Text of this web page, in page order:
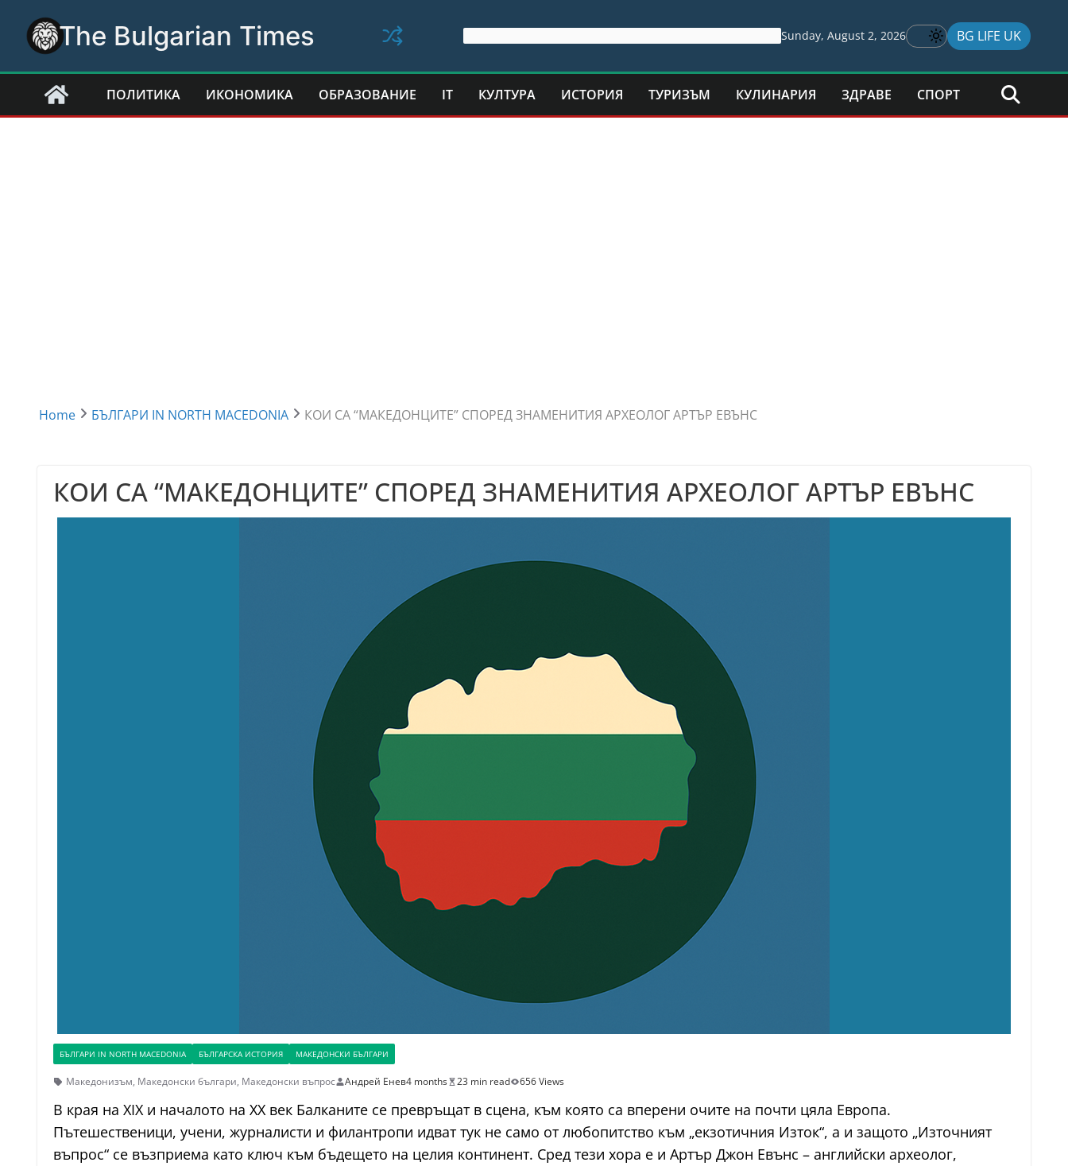
content
The Bulgarian Times Sunday, August 2, 2026 BG LIFE UK
ПОЛИТИКА ИКОНОМИКА ОБРАЗОВАНИЕ IT КУЛТУРА ИСТОРИЯ ТУРИЗЪМ КУЛИНАРИЯ ЗДРАВЕ СПОРТ
Home БЪЛГАРИ IN NORTH MACEDONIA КОИ СА “МАКЕДОНЦИТЕ” СПОРЕД ЗНАМЕНИТИЯ АРХЕОЛОГ АРТЪР ЕВЪНС
КОИ СА “МАКЕДОНЦИТЕ” СПОРЕД ЗНАМЕНИТИЯ АРХЕОЛОГ АРТЪР ЕВЪНС
БЪЛГАРИ IN NORTH MACEDONIA БЪЛГАРСКА ИСТОРИЯ МАКЕДОНСКИ БЪЛГАРИ
Македонизъм, Македонски българи, Македонски въпрос Андрей Енев4 months 23 min read 656 Views
В края на XIX и началото на XX век Балканите се превръщат в сцена, към която са вперени очите на почти цяла Европа.
Пътешественици, учени, журналисти и филантропи идват тук не само от любопитство към „екзотичния Изток“, а и защото „Източният
въпрос“ се възприема като ключ към бъдещето на целия континент. Сред тези хора е и Артър Джон Евънс – английски археолог,